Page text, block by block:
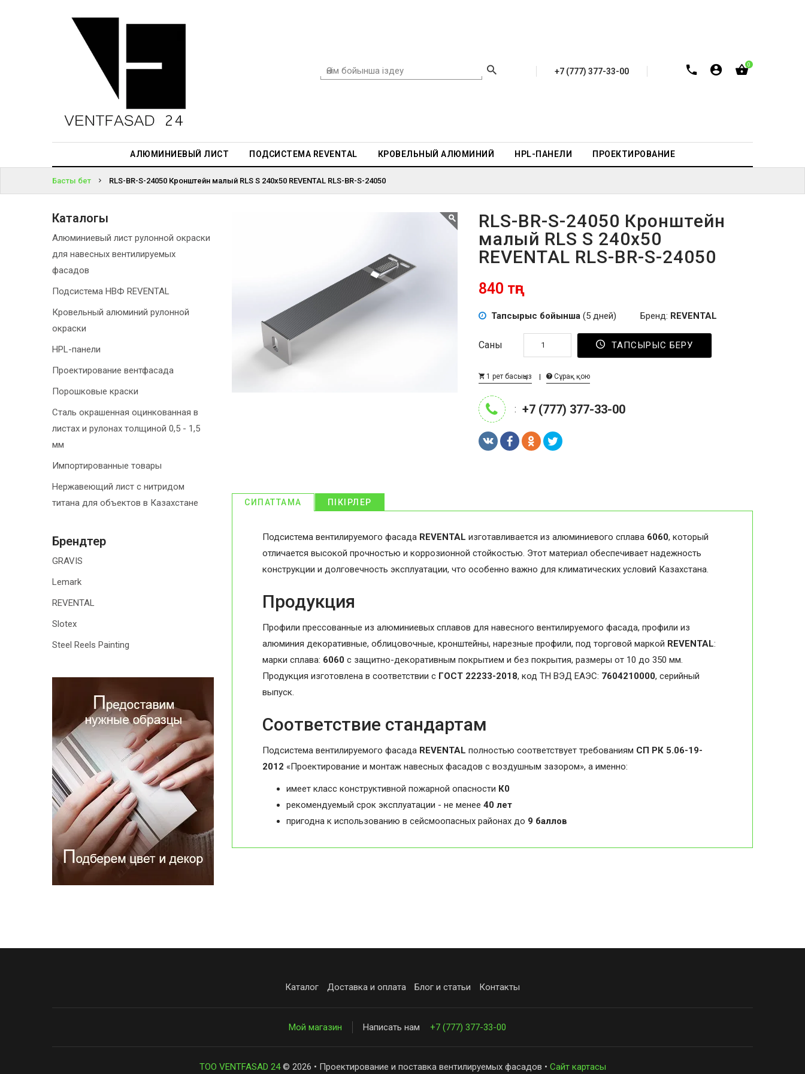
+7 (777) 377-33-00
0
АЛЮМИНИЕВЫЙ ЛИСТ ПОДСИСТЕМА REVENTAL КРОВЕЛЬНЫЙ АЛЮМИНИЙ HPL-ПАНЕЛИ ПРОЕКТИРОВАНИЕ
АЛЮМИНИЕВЫЙ
ПРОЕКТИРОВАНИЕ
КІРІҢІЗ
ПАРОЛЬДІ
БА?
Басты бет RLS-BR-S-24050 Кронштейн малый RLS S 240x50 REVENTAL RLS-BR-S-24050
RLS-BR-S-24050 Кронштейн
малый RLS S 240x50
REVENTAL RLS-BR-S-24050
840 тңг
Тапсырыс бойынша(5 дней) Бренд: REVENTAL
Саны ТАПСЫРЫС БЕРУ
1 рет басыңыз Сұрақ қою
: +7 (777) 377-33-00
СИПАТТАМА ПІКІРЛЕР
Подсистема вентилируемого фасада REVENTAL изготавливается из алюминиевого сплава 6060, который
отличается высокой прочностью и коррозионной стойкостью. Этот материал обеспечивает надежность
конструкции и долговечность эксплуатации, что особенно важно для климатических условий Казахстана.
Продукция
Профили прессованные из алюминиевых сплавов для навесного вентилируемого фасада, профили из
алюминия декоративные, облицовочные, кронштейны, нарезные профили, под торговой маркой REVENTAL:
марки сплава: 6060 с защитно-декоративным покрытием и без покрытия, размеры от 10 до 350 мм.
Продукция изготовлена в соответствии с ГОСТ 22233-2018, код ТН ВЭД ЕАЭС: 7604210000, серийный
выпуск.
Соответствие стандартам
Подсистема вентилируемого фасада REVENTAL полностью соответствует требованиям СП РК 5.06-19-
2012 «Проектирование и монтаж навесных фасадов с воздушным зазором», а именно:
имеет класс конструктивной пожарной опасности К0
рекомендуемый срок эксплуатации - не менее 40 лет
пригодна к использованию в сейсмоопасных районах до 9 баллов
Каталогы
Алюминиевый лист рулонной окраски
для навесных вентилируемых
фасадов
Подсистема НВФ REVENTAL
Кровельный алюминий рулонной
окраски
HPL-панели
Проектирование вентфасада
Порошковые краски
Сталь окрашенная оцинкованная в
листах и рулонах толщиной 0,5 - 1,5
мм
Импортированные товары
Нержавеющий лист с нитридом
титана для объектов в Казахстане
Брендтер
GRAVIS
Lemark
REVENTAL
Slotex
Steel Reels Painting
Каталог Доставка и оплата Блог и статьи Контакты
Мой магазин Написать нам +7 (777) 377-33-00
ТОО VENTFASAD 24© 2026 • Проектирование и поставка вентилируемых фасадов • Сайт картасы